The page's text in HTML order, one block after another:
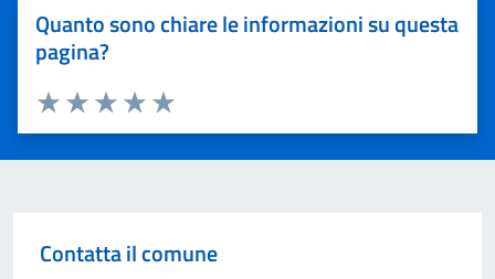
Quanto sono chiare le informazioni su questa
pagina?
Valuta 5 stelle su 5
Valuta 4 stelle su 5
Valuta 3 stelle su 5
Valuta 2 stelle su 5
Valuta 1 stelle su 5
Contatta il comune